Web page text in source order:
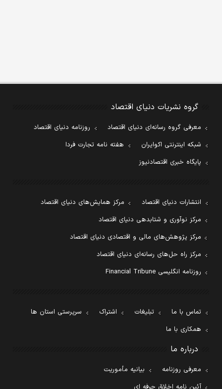
گروه نشریات دنیای اقتصاد
معرفی گروه رسانه‌ای دنیای اقتصاد
روزنامه دنیای اقتصاد
شبکه اینترنتی اکوایران
هفته نامه تجارت فردا
پایگاه خبری اقتصادنیوز
انتشارات دنیای اقتصاد
مرکز همایش‌های دنیای اقتصاد
مرکز نوآوری و شتابدهی دنیای اقتصاد
مرکز پژوهش‌های مالی و اقتصادی دنیای اقتصاد
مرکز راه حل‌های رسانه‌ای دنیای اقتصاد
روزنامه انگلیسی Financial Tribune
تماس با ما تبلیغات اشتراک
سرپرستی استان ها
همکاری با ما
درباره ما
معرفی روزنامه
بیانیه مأموریت